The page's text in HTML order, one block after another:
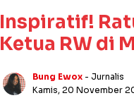
Inspiratif!
Ketua RW di
Bung Ewox - Jurnalis
Kamis, 20 November